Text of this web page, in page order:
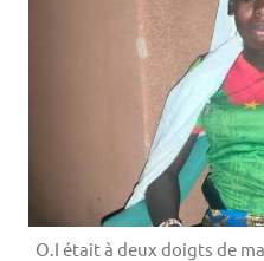
O.I était à deux doigts de